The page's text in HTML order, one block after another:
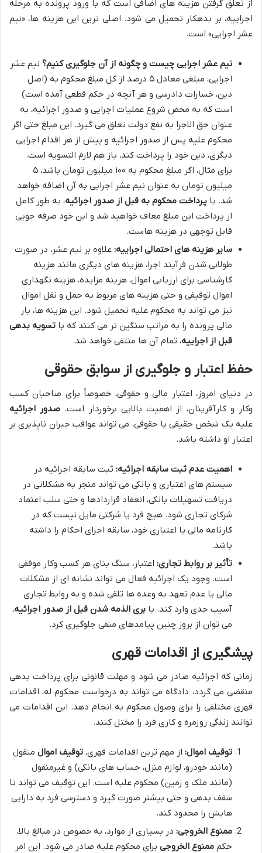
از تعلق گرفتن هزینه های اضافی است که با ورود پرونده به مرحله
اجراییه، بر بدهکار تحمیل می شود. اصلی ترین این هزینه ها، «نیم
عشر اجرایی» است.
نیم عشر اجرایی چیست و چگونه از آن جلوگیری کنیم؟ نیم عشر
اجرایی، مبلغی معادل ۵ درصد از کل مبلغ محکوم به (اصل
دین، خسارات دادرسی و هر آنچه در حکم قطعی آمده است)
است که به محض شروع عملیات اجرایی و صدور اجرائیه، به
عنوان حق الاجرا به نفع دولت تعلق می گیرد. این مبلغ حتی اگر
محکوم علیه پس از صدور اجرائیه و پیش از هر اقدام اجرایی
دیگری، دین خود را پرداخت کند، باز هم لازم التسویه است.
برای مثال، اگر مبلغ محکوم به ۱۰۰ میلیون تومان باشد، ۵
میلیون تومان به عنوان نیم عشر اجرایی به آن اضافه خواهد
شد. با پرداخت محکوم به قبل از صدور اجرائیه، به طور کامل
از پرداخت این مبلغ معاف خواهید شد و این خود صرفه جویی
قابل توجهی در هزینه هاست.
سایر هزینه های احتمالی اجراییه: علاوه بر نیم عشر، در صورت
طولانی شدن فرآیند اجرا، هزینه های دیگری مانند هزینه
کارشناسی برای ارزیابی اموال، هزینه مزایده، هزینه نگهداری
اموال توقیفی و حتی هزینه های مربوط به حمل و نقل اموال
نیز می تواند به محکوم علیه تحمیل شود. این هزینه ها، بار
مالی پرونده را به مراتب سنگین تر می کنند که با تسویه بدهی
قبل از اجراییه، تمام آن ها منتفی خواهد شد.
حفظ اعتبار و جلوگیری از سوابق حقوقی
در دنیای امروز، اعتبار مالی و حقوقی، خصوصاً برای صاحبان کسب
وکار و کارآفرینان، از اهمیت بالایی برخوردار است. صدور اجرائیه
علیه یک شخص حقیقی یا حقوقی، می تواند عواقب جبران ناپذیری بر
اعتبار او داشته باشد.
اهمیت عدم ثبت سابقه اجرائیه: ثبت سابقه اجرائیه در
سیستم های اعتباری و بانکی می تواند منجر به مشکلاتی در
دریافت تسهیلات بانکی، انعقاد قراردادها و حتی سلب اعتماد
شرکای تجاری شود. هیچ فرد یا شرکتی مایل نیست که در
کارنامه مالی یا اعتباری خود، سابقه اجرای احکام را داشته
باشد.
تأثیر بر روابط تجاری: اعتبار، سنگ بنای هر کسب وکار موفقی
است. وجود یک اجرائیه فعال می تواند نشانه ای از مشکلات
مالی یا عدم تعهد به وعده ها تلقی شده و به روابط تجاری
آسیب جدی وارد کند. با بری الذمه شدن قبل از صدور اجرائیه،
می توان از بروز چنین پیامدهای منفی جلوگیری کرد.
پیشگیری از اقدامات قهری
زمانی که اجرائیه صادر می شود و مهلت قانونی برای پرداخت بدهی
منقضی می گردد، دادگاه می تواند به درخواست محکوم له، اقدامات
قهری مختلفی را برای وصول محکوم به انجام دهد. این اقدامات می
توانند زندگی روزمره و کاری فرد را مختل کنند.
توقیف اموال: از مهم ترین اقدامات قهری، توقیف اموال منقول
(مانند خودرو، لوازم منزل، حساب های بانکی) و غیرمنقول
(مانند ملک و زمین) محکوم علیه است. این توقیف می تواند تا
سقف بدهی و حتی بیشتر صورت گیرد و دسترسی فرد به دارایی
هایش را محدود کند.
ممنوع الخروجی: در بسیاری از موارد، به خصوص در مبالغ بالا،
حکم ممنوع الخروجی برای محکوم علیه صادر می شود. این امر